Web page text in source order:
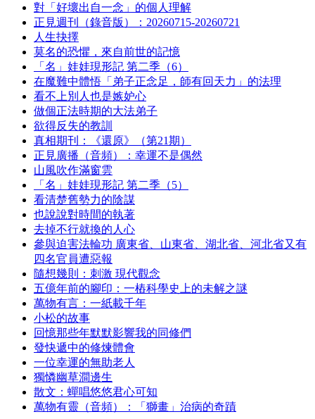
對「好壞出自一念」的個人理解
正見週刊（錄音版）：20260715-20260721
人生抉擇
莫名的恐懼，來自前世的記憶
「名」娃娃現形記 第二季（6）
在魔難中體悟「弟子正念足，師有回天力」的法理
看不上別人也是嫉妒心
做個正法時期的大法弟子
欲得反失的教訓
真相期刊：《還原》（第21期）
正見廣播（音頻）：幸運不是偶然
山風吹作滿窗雲
「名」娃娃現形記 第二季（5）
看清楚舊勢力的陰謀
也說說對時間的執著
去掉不行就換的人心
參與迫害法輪功 廣東省、山東省、湖北省、河北省又有
四名官員遭惡報
隨想幾則：刺激 現代觀念
五億年前的腳印：一樁科學史上的未解之謎
萬物有言：一紙載千年
小松的故事
回憶那些年默默影響我的同修們
發快遞中的修煉體會
一位幸運的無助老人
獨憐幽草澗邊生
散文：蟬唱悠悠君心可知
萬物有靈（音頻）：「獅畫」治病的奇蹟